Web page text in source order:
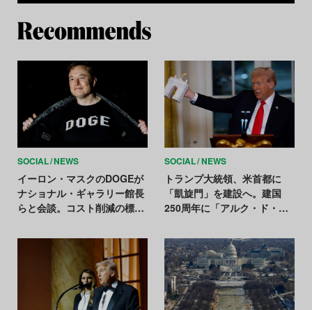
SOCIAL NEWS
イーロン・マスクのDOGEが
ナショナル・ギャラリー館長
らと会談。コスト削減の標的
SOCIAL NEWS
トランプ大統領、米首都に
「凱旋門」を建設へ。建国
250周年に「アルク・ド・ト